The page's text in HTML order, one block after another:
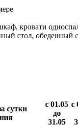
кровати
стол, обеденный
сутки
с 01.05
до
31.05
с